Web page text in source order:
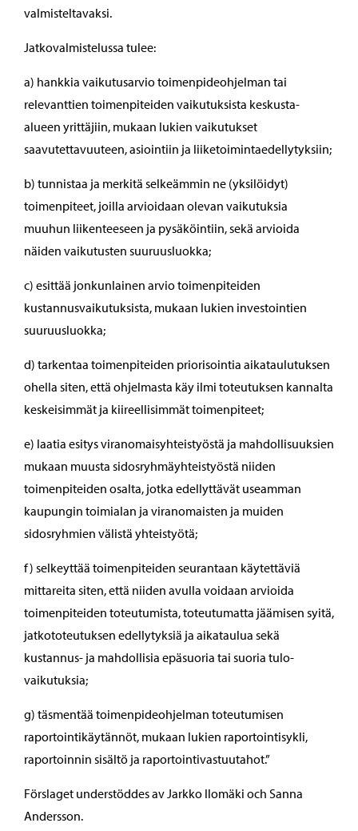
valmisteltavaksi.
Jatkovalmistelussa tulee:
a) hankkia vaikutusarvio toimenpideohjelman tai
relevanttien toimenpiteiden vaikutuksista keskusta-
alueen yrittäjiin, mukaan lukien vaikutukset
saavutettavuuteen, asiointiin ja liiketoimintaedellytyksiin;
b) tunnistaa ja merkitä selkeämmin ne (yksilöidyt)
toimenpiteet, joilla arvioidaan olevan vaikutuksia
muuhun liikenteeseen ja pysäköintiin, sekä arvioida
näiden vaikutusten suuruusluokka;
c) esittää jonkunlainen arvio toimenpiteiden
kustannusvaikutuksista, mukaan lukien investointien
suuruusluokka;
d) tarkentaa toimenpiteiden priorisointia aikataulutuksen
ohella siten, että ohjelmasta käy ilmi toteutuksen kannalta
keskeisimmät ja kiireellisimmät toimenpiteet;
e) laatia esitys viranomaisyhteistyöstä ja mahdollisuuksien
mukaan muusta sidosryhmäyhteistyöstä niiden
toimenpiteiden osalta, jotka edellyttävät useamman
kaupungin toimialan ja viranomaisten ja muiden
sidosryhmien välistä yhteistyötä;
f) selkeyttää toimenpiteiden seurantaan käytettäviä
mittareita siten, että niiden avulla voidaan arvioida
toimenpiteiden toteutumista, toteutumatta jäämisen syitä,
jatkototeutuksen edellytyksiä ja aikataulua sekä
kustannus- ja mahdollisia epäsuoria tai suoria tulo-
vaikutuksia;
g) täsmentää toimenpideohjelman toteutumisen
raportointikäytännöt, mukaan lukien raportointisykli,
raportoinnin sisältö ja raportointivastuutahot.”
Förslaget understöddes av Jarkko Ilomäki och Sanna
Andersson.